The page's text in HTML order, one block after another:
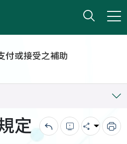
打開
小版
付或接受之補助
定 回上一頁錯誤回報
分享 列